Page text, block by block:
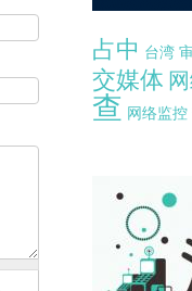
占中 台湾
交媒体
查 网络监控
pao-pao-